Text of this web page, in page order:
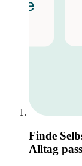
Finde
Alltag